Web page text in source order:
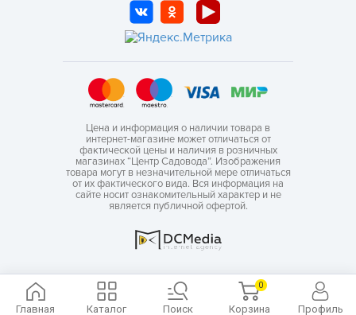
Главная Каталог Поиск
0
Корзина Профиль
Цена и информация о наличии товара в
интернет-магазине может отличаться от
фактической цены и наличия в розничных
магазинах “Центр Садовода”. Изображения
товара могут в незначительной мере отличаться
от их фактического вида. Вся информация на
сайте носит ознакомительный характер и не
является публичной офертой.